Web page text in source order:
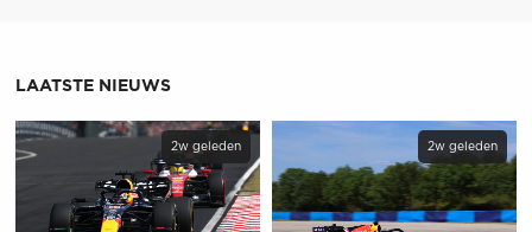
LAATSTE NIEUWS
2w geleden 2w geleden